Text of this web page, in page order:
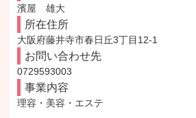
濱屋　雄大
所在住所
大阪府藤井寺市春日丘3丁目12-1
お問い合わせ先
0729593003
事業内容
理容・美容・エステ